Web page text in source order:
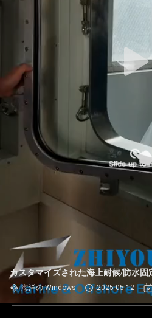
カスタマイズされた海上耐候/防水固
海洋の Windows 2025-05-12